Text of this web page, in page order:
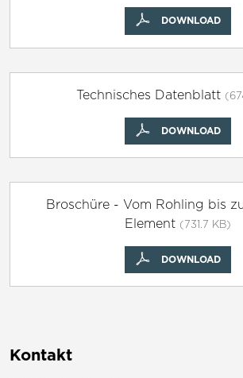
DOWNLOAD
Technisches Datenblatt
DOWNLOAD
Broschüre - Vom Rohling bis
Element (731.7 KB)
DOWNLOAD
Kontakt